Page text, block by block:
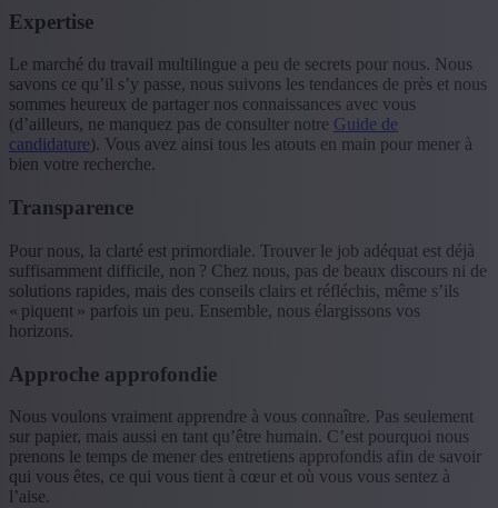
Expertise
Le marché du travail multilingue a peu de secrets pour nous. Nous
savons ce qu’il s’y passe, nous suivons les tendances de près et nous
sommes heureux de partager nos connaissances avec vous
(d’ailleurs, ne manquez pas de consulter notre Guide de
candidature). Vous avez ainsi tous les atouts en main pour mener à
bien votre recherche.
Transparence
Pour nous, la clarté est primordiale. Trouver le job adéquat est déjà
suffisamment difficile, non ? Chez nous, pas de beaux discours ni de
solutions rapides, mais des conseils clairs et réfléchis, même s’ils
« piquent » parfois un peu. Ensemble, nous élargissons vos
horizons.
Approche approfondie
Nous voulons vraiment apprendre à vous connaître. Pas seulement
sur papier, mais aussi en tant qu’être humain. C’est pourquoi nous
prenons le temps de mener des entretiens approfondis afin de savoir
qui vous êtes, ce qui vous tient à cœur et où vous vous sentez à
l’aise.